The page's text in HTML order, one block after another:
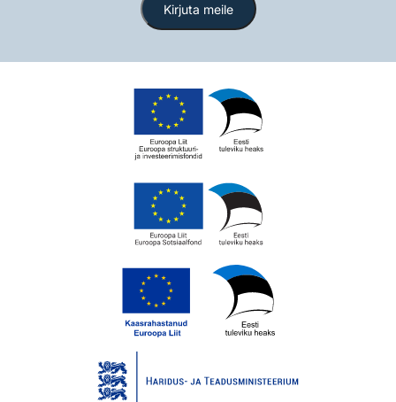
Kirjuta meile